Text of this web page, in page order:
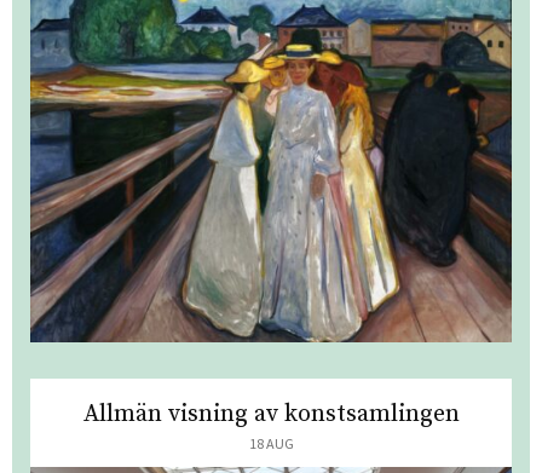
Allmän visning av konstsamlingen
18 AUG